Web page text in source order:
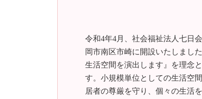
令和4年4月、社会福祉法人七日
岡市南区市崎に開設いたしまし
生活空間を演出します』を理念
す。小規模単位としての生活空
居者の尊厳を守り、個々の生活